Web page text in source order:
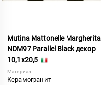
Mutina Mattonelle Margherita
NDM97 Parallel Black декор
10,1x20,5
Материал:
Керамогранит